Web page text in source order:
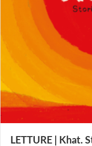
LETTURE | Khat.